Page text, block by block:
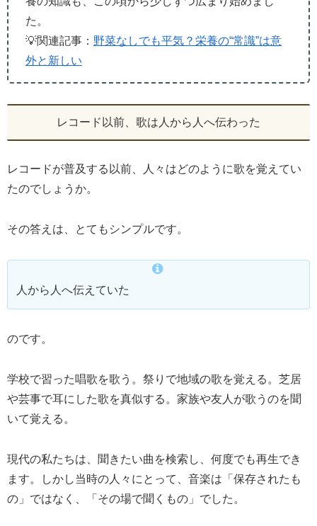
た。
💡関連記事： 野菜なしでも平気？栄養の“常識”は意
外と新しい
レコード以前、歌は人から人へ伝わった
レコードが普及する以前、人々はどのように歌を覚えてい
たのでしょうか。
その答えは、とてもシンプルです。
人から人へ伝えていた
のです。
学校で習った唱歌を歌う。祭りで地域の歌を覚える。芝居
や芸事で耳にした歌を真似する。家族や友人が歌うのを聞
いて覚える。
現代の私たちは、聞きたい曲を検索し、何度でも再生でき
ます。しかし当時の人々にとって、音楽は「保存されたも
の」ではなく、「その場で聞くもの」でした。